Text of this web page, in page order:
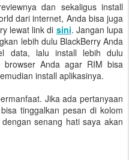
dan sekaligus install
dari internet, Anda bisa juga
lewat link di sini. Jangan lupa
lebih dulu BlackBerry Anda
data, lalu install lebih dulu
browser Anda agar RIM bisa
install aplikasinya.
Jika ada pertanyaan
tinggalkan pesan di kolom
senang hati saya akan